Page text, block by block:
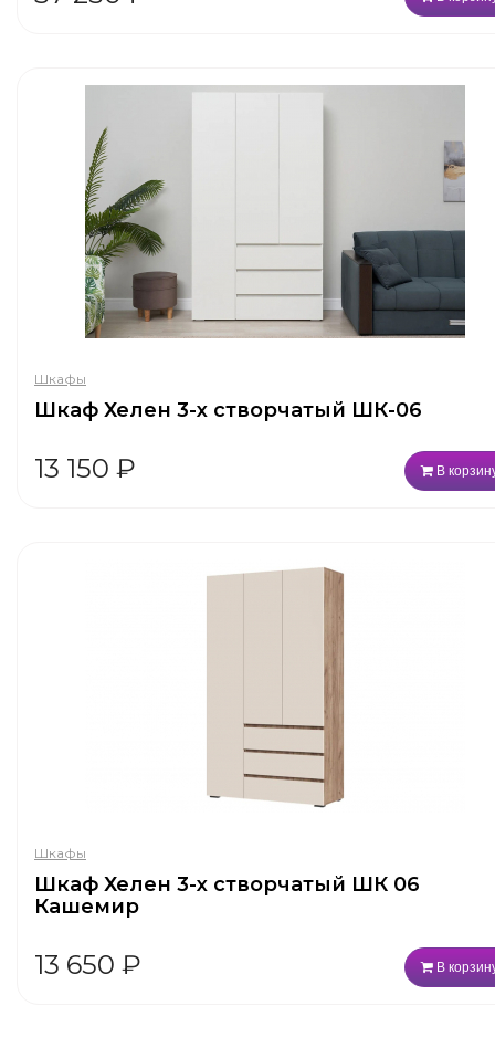
Шкафы
Шкаф Хелен 3-х створчатый ШК-06
13 150 ₽ В
Шкафы
Шкаф Хелен 3-х створчатый ШК 06
Кашемир
13 650 ₽ В